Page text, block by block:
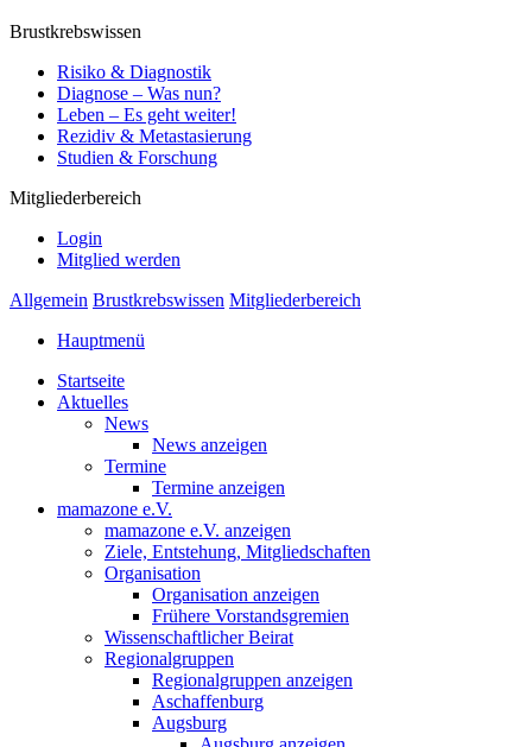
Brustkrebswissen
Risiko & Diagnostik
Diagnose – Was nun?
Leben – Es geht weiter!
Rezidiv & Metastasierung
Studien & Forschung
Mitgliederbereich
Login
Mitglied werden
Allgemein Brustkrebswissen Mitgliederbereich
Hauptmenü
Startseite
Aktuelles
News
News anzeigen
Termine
Termine anzeigen
mamazone e.V.
mamazone e.V. anzeigen
Ziele, Entstehung, Mitgliedschaften
Organisation
Organisation anzeigen
Frühere Vorstandsgremien
Wissenschaftlicher Beirat
Regionalgruppen
Regionalgruppen anzeigen
Aschaffenburg
Augsburg